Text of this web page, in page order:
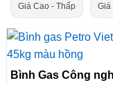
Giá Cao - Thấp Giá
Bình Gas Công